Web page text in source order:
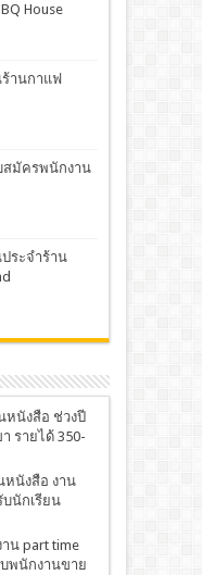
House
านกาแฟ
สมัครพนักงาน
ระจำร้าน
หนังสือ ช่วงปี
รายได้ 350-
หนังสือ งาน
บนักเรียน
าน part time
พนักงานขาย